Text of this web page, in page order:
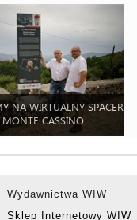
NA WIRTUALNY SPACER
CASSINO
Wydawnictwa WIW
Sklep Internetowy WIW